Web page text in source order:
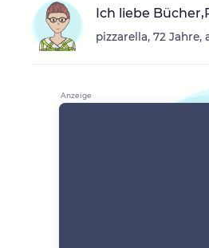
Ich liebe
pizzarella, 72 Jahre,